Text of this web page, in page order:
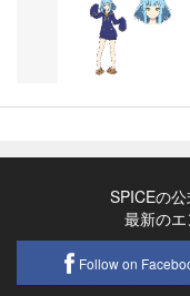
SPICEの
最新の
Follow on